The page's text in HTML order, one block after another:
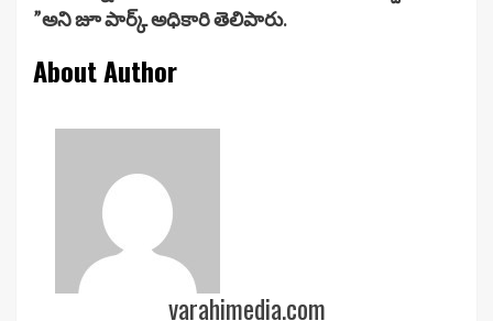
”అని జూ పార్క్ అధికారి తెలిపారు.
About Author
varahimedia.com